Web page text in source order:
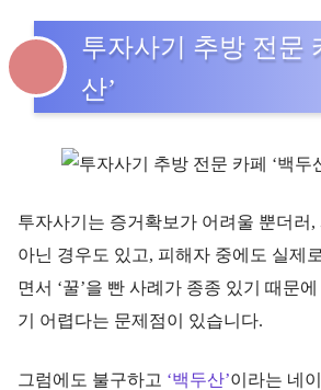
투자사기 추방 전문
산’
투자사기는 증거확보가 어려울 뿐더러
아닌 경우도 있고, 피해자 중에도 실제
면서 ‘꿀’을 빤 사례가 종종 있기 때문
기 어렵다는 문제점이 있습니다.
그럼에도 불구하고 ‘백두산’이라는 네